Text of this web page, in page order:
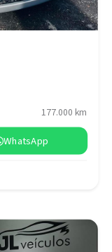
177.000 km
WhatsApp